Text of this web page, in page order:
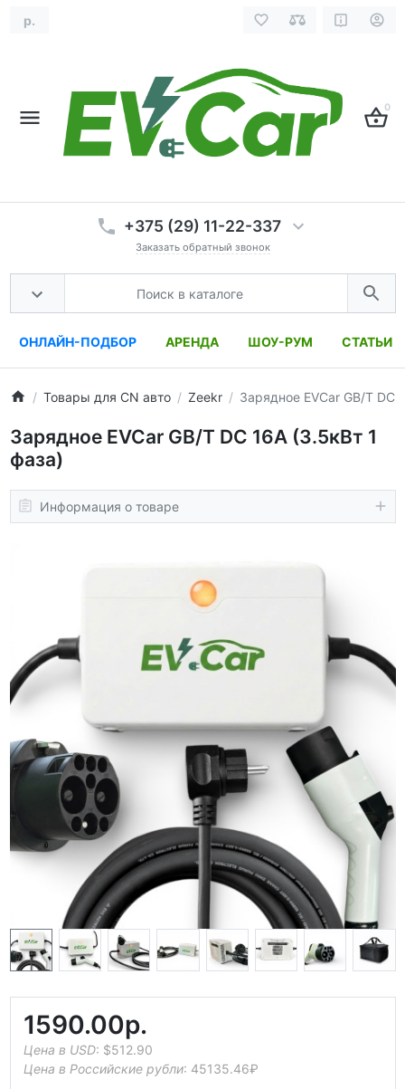
р.
0
+375 (29) 11-22-337
Заказать обратный звонок
ОНЛАЙН-ПОДБОР АРЕНДА ШОУ-РУМ СТАТЬИ
Товары для CN авто Zeekr Зарядное EVCar GB/T DC
Зарядное EVCar GB/T DC 16A (3.5кВт 1
фаза)
Информация о товаре
1590.00р.
Цена в USD: $512.90
Цена в Российские рубли: 45135.46₽